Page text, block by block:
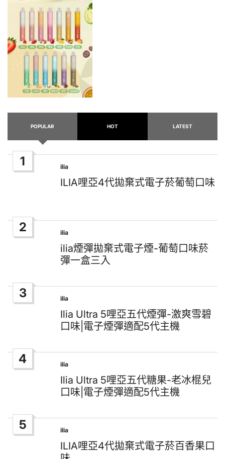
POPULAR HOT LATEST
1
Posted
in
ilia
ILIA哩亞4代拋棄式電子菸葡萄口味
2
Posted
in
ilia
ilia煙彈拋棄式電子煙-葡萄口味菸
彈一盒三入
3
Posted
in
ilia
Ilia Ultra 5哩亞五代煙彈-激爽雪碧
口味|電子煙彈適配5代主機
4
Posted
in
ilia
Ilia Ultra 5哩亞五代糖果-老冰棍兒
口味|電子煙彈適配5代主機
5
Posted
in
ilia
ILIA哩亞4代拋棄式電子菸百香果口